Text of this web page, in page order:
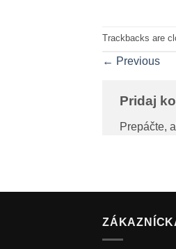
Trackbacks are
← Previous
Pridaj
Prepáčte,